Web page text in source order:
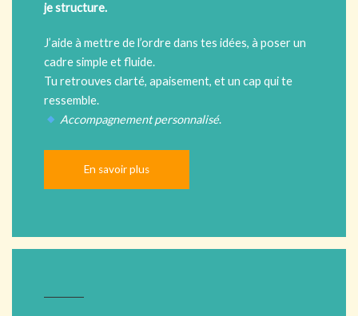
je structure.
J’aide à mettre de l’ordre dans tes idées, à poser un
cadre simple et fluide.
Tu retrouves clarté, apaisement, et un cap qui te
ressemble.
Accompagnement personnalisé.
En savoir plus